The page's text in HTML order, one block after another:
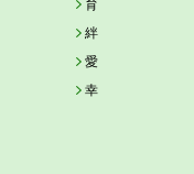
育
絆
愛
幸